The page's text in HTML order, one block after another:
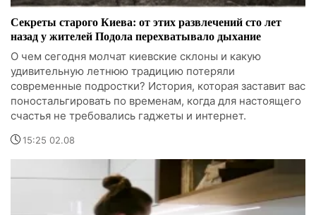
Секреты старого Киева: от этих развлечений сто лет
назад у жителей Подола перехватывало дыхание
О чем сегодня молчат киевские склоны и какую
удивительную летнюю традицию потеряли
современные подростки? История, которая заставит вас
поностальгировать по временам, когда для настоящего
счастья не требовались гаджеты и интернет.
15:25 02.08